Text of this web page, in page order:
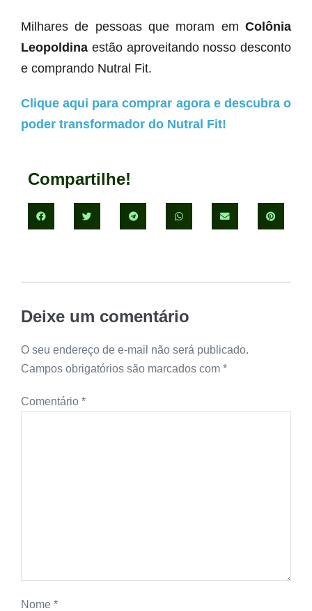
Milhares de pessoas que moram em Colônia
Leopoldina estão aproveitando nosso desconto
e comprando Nutral Fit.
Clique aqui para comprar agora e descubra o
poder transformador do Nutral Fit!
Compartilhe!
Deixe um comentário
O seu endereço de e-mail não será publicado.
Campos obrigatórios são marcados com *
Comentário *
Nome *